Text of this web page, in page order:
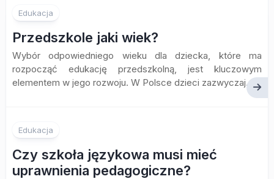
Edukacja
Przedszkole jaki wiek?
Wybór odpowiedniego wieku dla dziecka, które ma
rozpocząć edukację przedszkolną, jest kluczowym
elementem w jego rozwoju. W Polsce dzieci zazwyczaj...
Edukacja
Czy szkoła językowa musi mieć
uprawnienia pedagogiczne?